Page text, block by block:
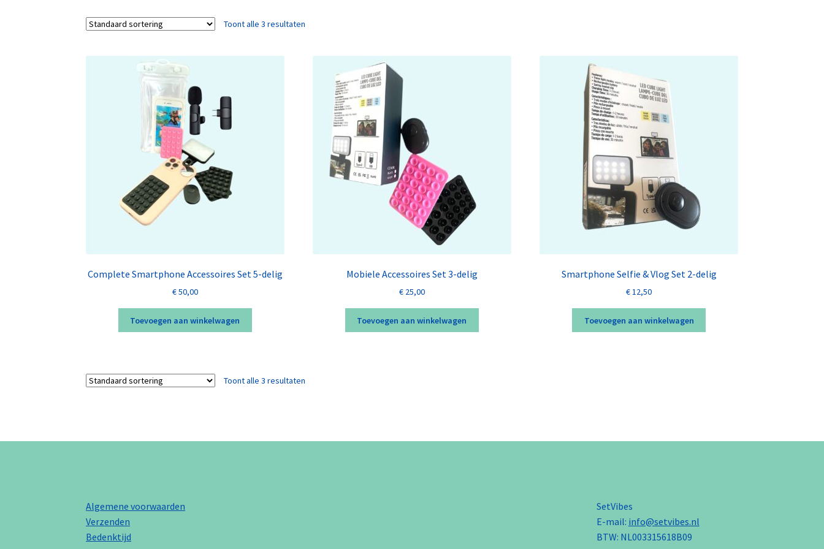
Toont alle 3 resultaten
Complete Smartphone Accessoires Set 5-delig
€50,00
Toevoegen aan winkelwagen
Mobiele Accessoires Set 3-delig
€25,00
Toevoegen aan winkelwagen
Smartphone Selfie & Vlog Set 2-delig
€12,50
Toevoegen aan winkelwagen
Toont alle 3 resultaten
Algemene voorwaarden
Verzenden
Bedenktijd
SetVibes
E-mail: info@setvibes.nl
BTW: NL003315618B09